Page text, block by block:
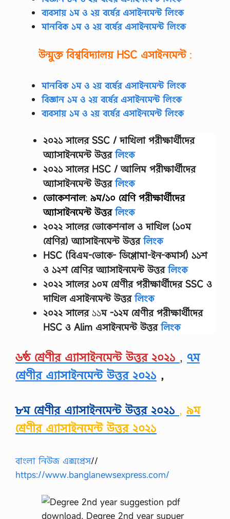
ব্যবসায় ১ম ও ২য় বর্ষের এসাইনমেন্ট লিংক
মানবিক ১ম ও ২য় বর্ষের এসাইনমেন্ট লিংক
উন্মুক্ত বিশ্ববিদ্যালয় HSC এসাইনমেন্ট:
মানবিক ১ম ও ২য় বর্ষের এসাইনমেন্ট লিংক
বিজ্ঞান ১ম ও ২য় বর্ষের এসাইনমেন্ট লিংক
ব্যবসায় ১ম ও ২য় বর্ষের এসাইনমেন্ট লিংক
২০২১ সালের SSC / দাখিলা পরীক্ষার্থীদের
অ্যাসাইনমেন্ট উত্তরলিংক
২০২১ সালের HSC / আলিম পরীক্ষার্থীদের
অ্যাসাইনমেন্ট উত্তরলিংক
ভোকেশনাল: ৯ম/১০ শ্রেণি পরীক্ষার্থীদের
অ্যাসাইনমেন্ট উত্তরলিংক
২০২২ সালের ভোকেশনাল ও দাখিল (১০ম
শ্রেণির) অ্যাসাইনমেন্ট উত্তরলিংক
HSC (বিএম-ভোকে- ডিপ্লোমা-ইন-কমার্স) ১১শ
ও ১২শ শ্রেণির অ্যাসাইনমেন্ট উত্তরলিংক
২০২২ সালের ১০ম শ্রেণীর পরীক্ষার্থীদেরSSC ও
দাখিল এসাইনমেন্ট উত্তরলিংক
২০২২ সালের১১ম -১২ম শ্রেণীর পরীক্ষার্থীদের
HSC ও Alim এসাইনমেন্ট উত্তরলিংক
৬ষ্ঠ শ্রেণীর এ্যাসাইনমেন্ট উত্তর ২০২১ , ৭ম
শ্রেণীর এ্যাসাইনমেন্ট উত্তর ২০২১ ,
৮ম শ্রেণীর এ্যাসাইনমেন্ট উত্তর ২০২১ , ৯ম
শ্রেণীর এ্যাসাইনমেন্ট উত্তর ২০২১
বাংলা নিউজ এক্সপ্রেস//
https://www.banglanewsexpress.com/